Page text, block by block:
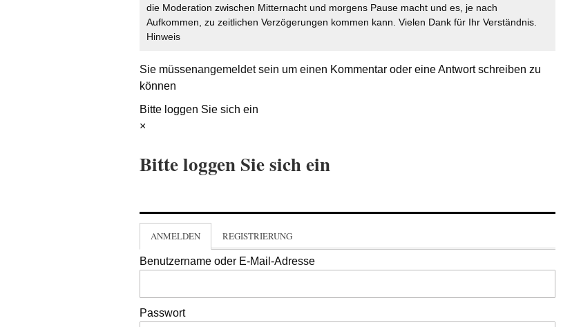
die Moderation zwischen Mitternacht und morgens Pause macht und es, je nach
Aufkommen, zu zeitlichen Verzögerungen kommen kann. Vielen Dank für Ihr Verständnis.
Hinweis
Sie müssenangemeldetsein um einen Kommentar oder eine Antwort schreiben zu
können
Bitte loggen Sie sich ein
×
Bitte loggen Sie sich ein
ANMELDEN REGISTRIERUNG
Benutzername oder E-Mail-Adresse
Passwort